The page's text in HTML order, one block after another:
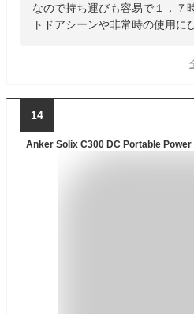
なので持ち運びも容易で１．７
トドアシーンや非常時の使用に
14